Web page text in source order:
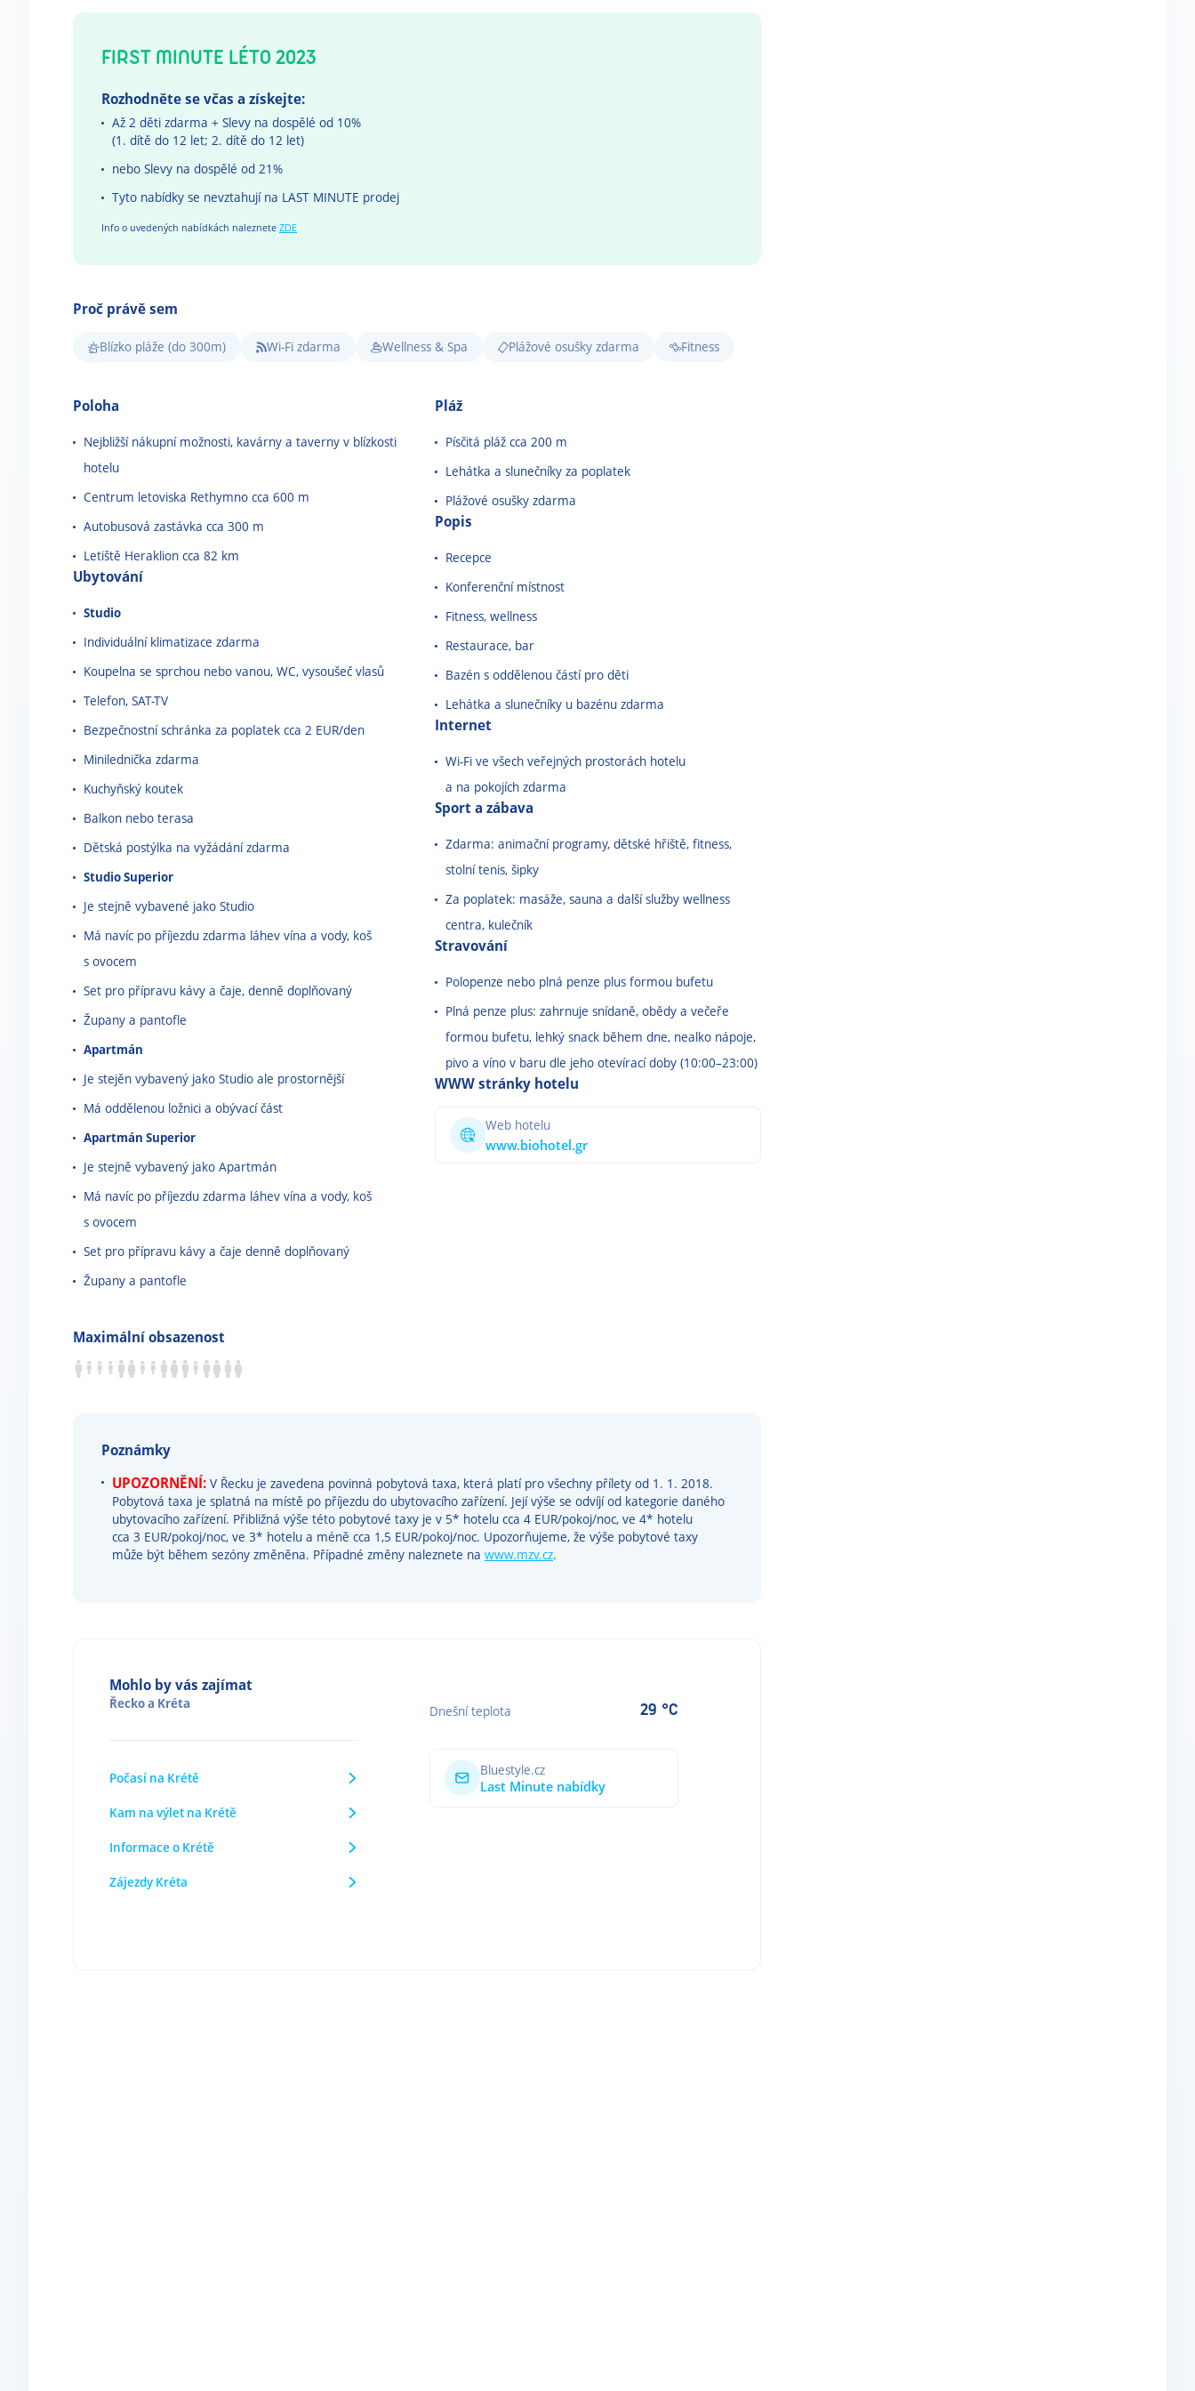
FIRST MINUTE LÉTO 2023
Rozhodněte se včas a získejte:
Až 2 děti zdarma + Slevy na dospělé od 10%
(1. dítě do 12 let; 2. dítě do 12 let)
nebo Slevy na dospělé od 21%
Tyto nabídky se nevztahují na LAST MINUTE prodej
Info o uvedených nabídkách naleznete ZDE
Proč právě sem
Blízko pláže (do 300m) Wi-Fi zdarma Wellness & Spa Plážové osušky zdarma Fitness
Poloha
Nejbližší nákupní možnosti, kavárny a taverny v blízkosti
hotelu
Centrum letoviska Rethymno cca 600 m
Autobusová zastávka cca 300 m
Letiště Heraklion cca 82 km
Ubytování
Studio
Individuální klimatizace zdarma
Koupelna se sprchou nebo vanou, WC, vysoušeč vlasů
Telefon, SAT-TV
Bezpečnostní schránka za poplatek cca 2 EUR/den
Minilednička zdarma
Kuchyňský koutek
Balkon nebo terasa
Dětská postýlka na vyžádání zdarma
Studio Superior
Je stejně vybavené jako Studio
Má navíc po příjezdu zdarma láhev vína a vody, koš
s ovocem
Set pro přípravu kávy a čaje, denně doplňovaný
Župany a pantofle
Apartmán
Je stejěn vybavený jako Studio ale prostornější
Má oddělenou ložnici a obývací část
Apartmán Superior
Je stejně vybavený jako Apartmán
Má navíc po příjezdu zdarma láhev vína a vody, koš
s ovocem
Set pro přípravu kávy a čaje denně doplňovaný
Župany a pantofle
Pláž
Písčitá pláž cca 200 m
Lehátka a slunečníky za poplatek
Plážové osušky zdarma
Popis
Recepce
Konferenční místnost
Fitness, wellness
Restaurace, bar
Bazén s oddělenou částí pro děti
Lehátka a slunečníky u bazénu zdarma
Internet
Wi-Fi ve všech veřejných prostorách hotelu
a na pokojích zdarma
Sport a zábava
Zdarma: animační programy, dětské hřiště, fitness,
stolní tenis, šipky
Za poplatek: masáže, sauna a další služby wellness
centra, kulečník
Stravování
Polopenze nebo plná penze plus formou bufetu
Plná penze plus: zahrnuje snídaně, obědy a večeře
formou bufetu, lehký snack během dne, nealko nápoje,
pivo a víno v baru dle jeho otevírací doby (10:00–⁠23:00)
WWW stránky hotelu
Web hotelu
www.biohotel.gr
Maximální obsazenost
Poznámky
UPOZORNĚNÍ: V Řecku je zavedena povinná pobytová taxa, která platí pro všechny přílety od 1. 1. 2018.
Pobytová taxa je splatná na místě po příjezdu do ubytovacího zařízení. Její výše se odvíjí od kategorie daného
ubytovacího zařízení. Přibližná výše této pobytové taxy je v 5* hotelu cca 4 EUR/pokoj/noc, ve 4* hotelu
cca 3 EUR/pokoj/noc, ve 3* hotelu a méně cca 1,5 EUR/pokoj/noc. Upozorňujeme, že výše pobytové taxy
může být během sezóny změněna. Případné změny naleznete na www.mzv.cz.
Mohlo by vás zajímat
Řeckoa Kréta
Počasí na Krétě
Kam na výlet na Krétě
Informace o Krétě
Zájezdy Kréta
Dnešní teplota 29 °C
Bluestyle.cz
Last Minute nabídky